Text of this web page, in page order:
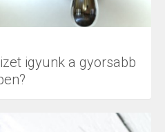
igyunk a gyorsabb